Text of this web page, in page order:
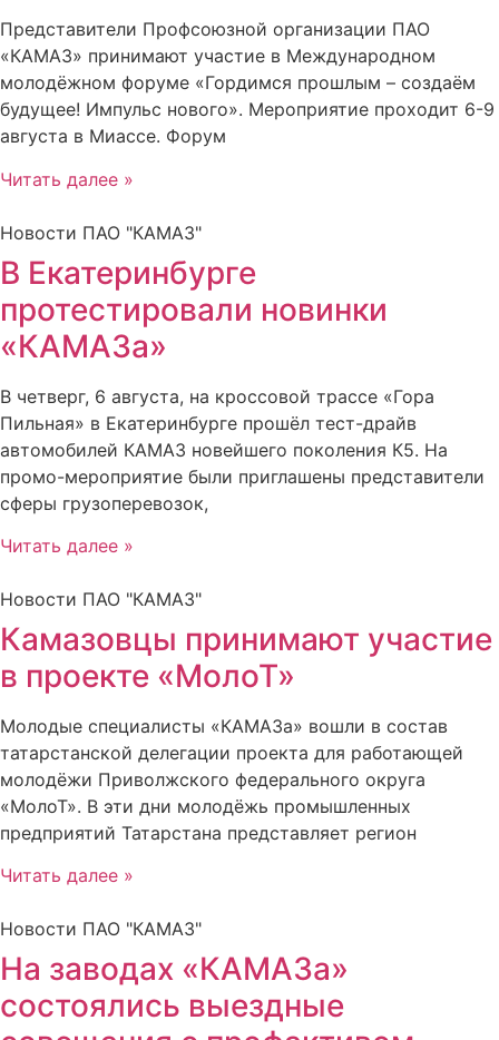
Представители Профсоюзной организации ПАО
«КАМАЗ» принимают участие в Международном
молодёжном форуме «Гордимся прошлым – создаём
будущее! Импульс нового». Мероприятие проходит 6-9
августа в Миассе. Форум
Читать далее »
Новости ПАО "КАМАЗ"
В Екатеринбурге
протестировали новинки
«КАМАЗа»
В четверг, 6 августа, на кроссовой трассе «Гора
Пильная» в Екатеринбурге прошёл тест-драйв
автомобилей КАМАЗ новейшего поколения К5. На
промо-мероприятие были приглашены представители
сферы грузоперевозок,
Читать далее »
Новости ПАО "КАМАЗ"
Камазовцы принимают участие
в проекте «МолоТ»
Молодые специалисты «КАМАЗа» вошли в состав
татарстанской делегации проекта для работающей
молодёжи Приволжского федерального округа
«МолоТ». В эти дни молодёжь промышленных
предприятий Татарстана представляет регион
Читать далее »
Новости ПАО "КАМАЗ"
На заводах «КАМАЗа»
состоялись выездные